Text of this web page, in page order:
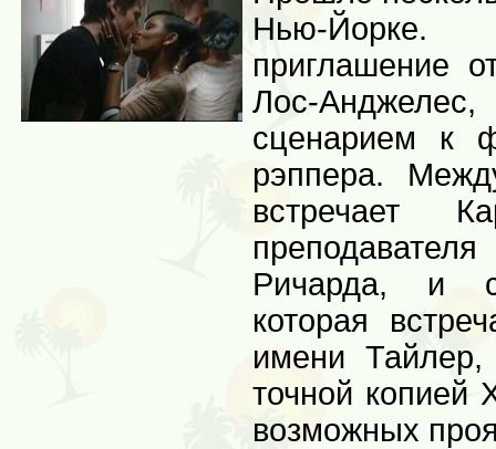
Нью-
приглашение
Лос-
сценарием к
рэппера.
встречает
Ричарда, и
которая
имени
точной копией
возможных